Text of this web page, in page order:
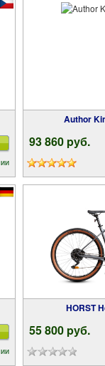
Author
93 860 pуб.
HORST
55 800 pуб.